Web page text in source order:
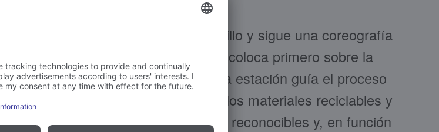
El proceso es deliberadamente sencillo y sigue una coreografía
adaptada a los niños. La bandeja se coloca primero sobre la
cubierta resistente. A partir de ahí, la estación guía el proceso
paso a paso: Los restos de comida, los materiales reciclables y
el papel tienen aberturas claramente reconocibles y, en función